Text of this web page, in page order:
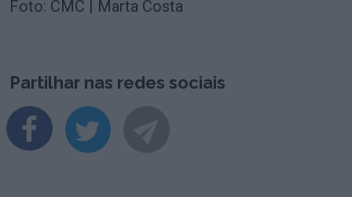
Foto: CMC | Marta Costa
Partilhar nas redes sociais